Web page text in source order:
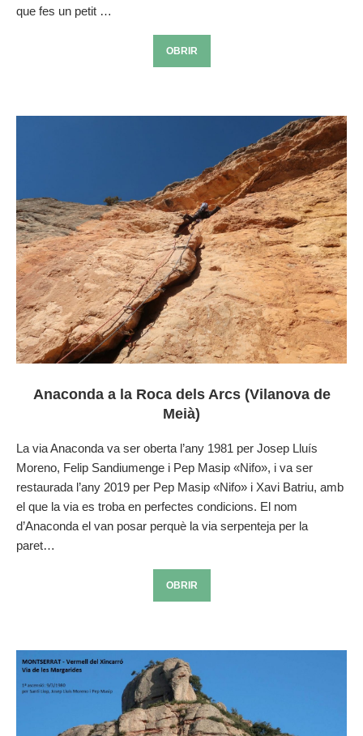
que fes un petit …
OBRIR
Anaconda a la Roca dels Arcs (Vilanova de
Meià)
La via Anaconda va ser oberta l’any 1981 per Josep Lluís
Moreno, Felip Sandiumenge i Pep Masip «Nifo», i va ser
restaurada l’any 2019 per Pep Masip «Nifo» i Xavi Batriu, amb
el que la via es troba en perfectes condicions. El nom
d’Anaconda el van posar perquè la via serpenteja per la
paret…
OBRIR